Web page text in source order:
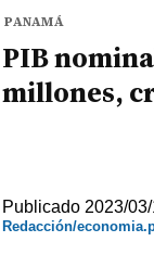
PANAMÁ
PIB
millones,
Publicado 2023/
Redacción/